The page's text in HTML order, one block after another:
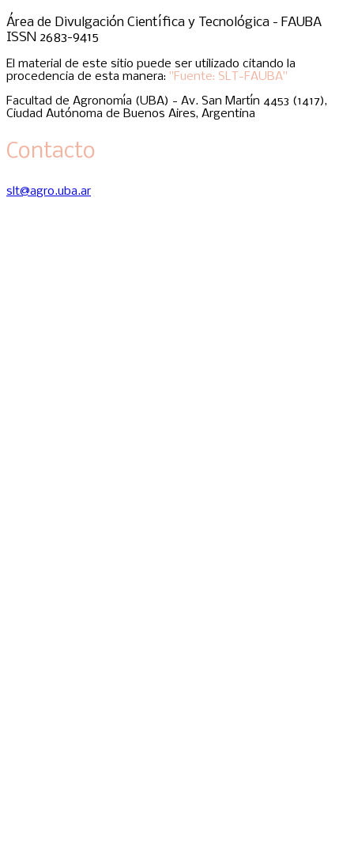
Área de Divulgación Científica y Tecnológica - FAUBA
ISSN 2683-9415
El material de este sitio puede ser utilizado citando la
procedencia de esta manera: "Fuente: SLT-FAUBA"
Facultad de Agronomía (UBA) - Av. San Martín 4453 (1417),
Ciudad Autónoma de Buenos Aires, Argentina
Contacto
slt@agro.uba.ar